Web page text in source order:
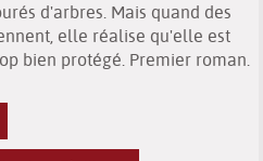
d'arbres. Mais quand des
elle réalise qu'elle est
bien protégé. Premier roman.